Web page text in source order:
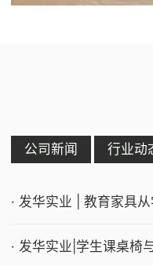
公司新闻 行业动
· 发华实业 | 教育家具
· 发华实业|学生课桌椅